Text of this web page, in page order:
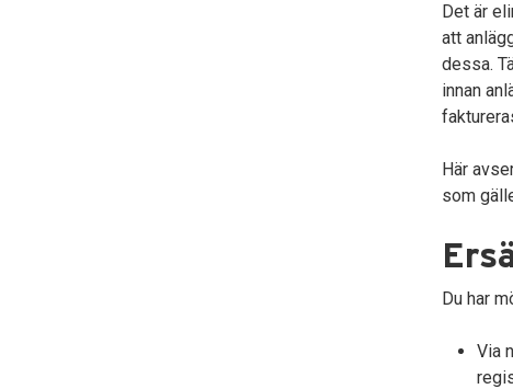
Det är
att
dessa.
innan
Här
som
Du har
Via